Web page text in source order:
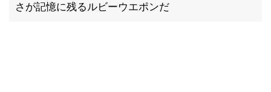
さが記憶に残るルビーウエポンだ